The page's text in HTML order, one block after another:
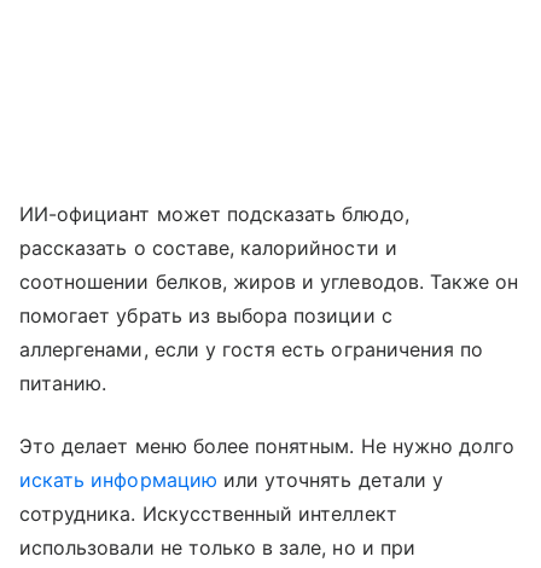
ИИ-официант может подсказать блюдо,
рассказать о составе, калорийности и
соотношении белков, жиров и углеводов. Также он
помогает убрать из выбора позиции с
аллергенами, если у гостя есть ограничения по
питанию.
Это делает меню более понятным. Не нужно долго
искать информацию или уточнять детали у
сотрудника. Искусственный интеллект
использовали не только в зале, но и при